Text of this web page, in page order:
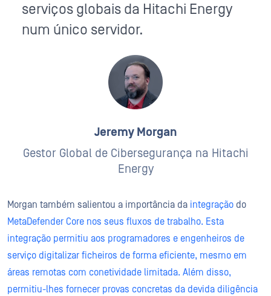
serviços globais da Hitachi Energy
num único servidor.
Jeremy Morgan
Gestor Global de Cibersegurança na Hitachi
Energy
Morgan também salientou a importância da integração do
MetaDefender Core nos seus fluxos de trabalho. Esta
integração permitiu aos programadores e engenheiros de
serviço digitalizar ficheiros de forma eficiente, mesmo em
áreas remotas com conetividade limitada. Além disso,
permitiu-lhes fornecer provas concretas da devida diligência